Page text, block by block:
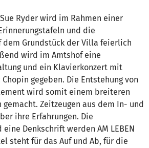
Ryder wird im Rahmen einer
und die
dem Grundstück der Villa feierlich
wird im Amtshof eine
und ein Klavierkonzert mit
gegeben. Die Entstehung von
wird somit einem breiteren
gemacht. Zeitzeugen aus dem In- und
ihre Erfahrungen. Die
Denkschrift werden AM LEBEN
steht für das Auf und Ab, für die